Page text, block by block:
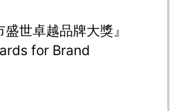
世卓越品牌大獎』
for Brand